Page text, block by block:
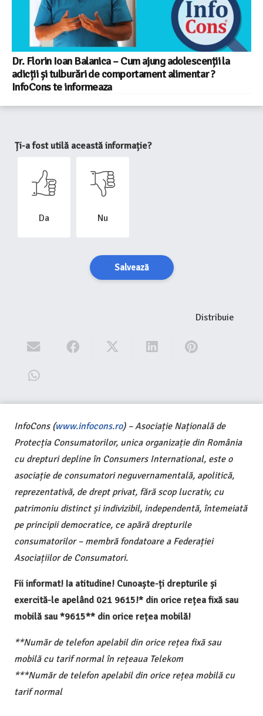
Dr. Florin Ioan Balanica – Cum ajung adolescenții la
adicții și tulburări de comportament alimentar ?
InfoCons te informeaza
Ți-a fost utilă această informație?
Da Nu
Salvează
Distribuie
InfoCons (www.infocons.ro) – Asociație Națională de
Protecția Consumatorilor, unica organizație din România
cu drepturi depline în Consumers International, este o
asociație de consumatori neguvernamentală, apolitică,
reprezentativă, de drept privat, fără scop lucrativ, cu
patrimoniu distinct și indivizibil, independentă, întemeiată
pe principii democratice, ce apără drepturile
consumatorilor – membră fondatoare a Federației
Asociațiilor de Consumatori.
Fii informat! Ia atitudine! Cunoaște-ți drepturile și
exercită-le apelând 021 9615!* din orice rețea fixă sau
mobilă sau *9615** din orice rețea mobilă!
**Număr de telefon apelabil din orice rețea fixă sau
mobilă cu tarif normal în rețeaua Telekom
***Număr de telefon apelabil din orice rețea mobilă cu
tarif normal